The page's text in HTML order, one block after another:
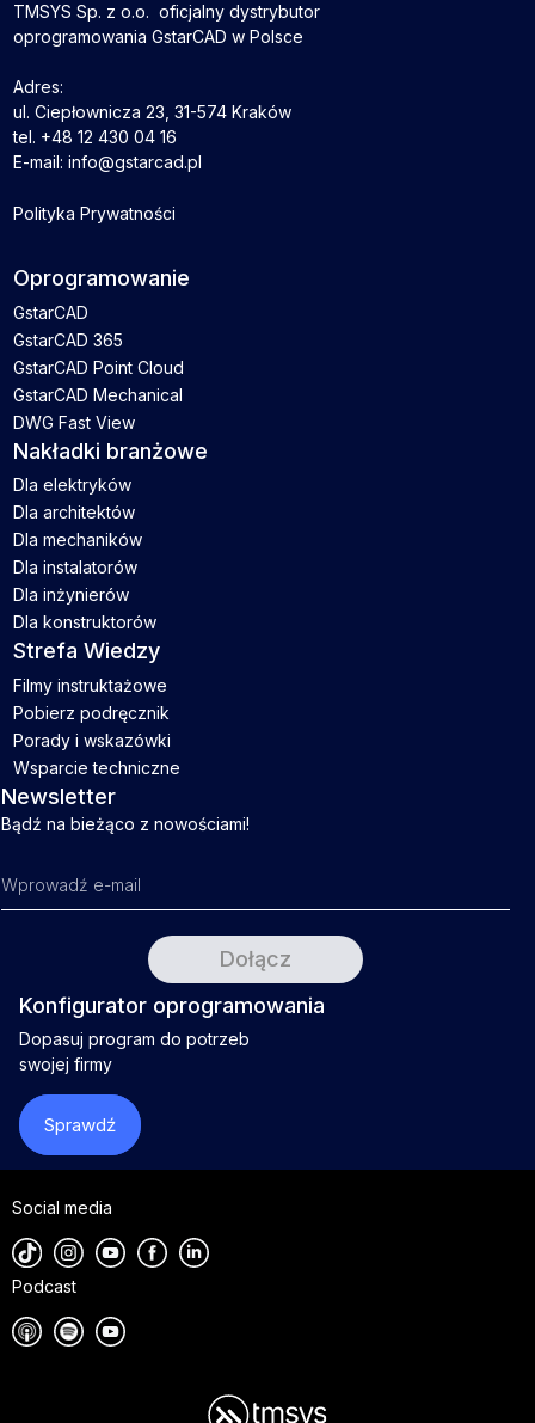
TMSYS Sp. z o.o. ­ oficjalny dystrybutor
oprogramowania GstarCAD w Polsce
Adres:
ul. Ciepłownicza 23, 31-574 Kraków
tel. +48 12 430 04 16
E-mail: info@gstarcad.pl
Polityka Prywatności
Oprogramowanie
GstarCAD
GstarCAD 365
GstarCAD Point Cloud
GstarCAD Mechanical
DWG Fast View
Nakładki branżowe
Dla elektryków
Dla architektów
Dla mechaników
Dla instalatorów
Dla inżynierów
Dla konstruktorów
Strefa Wiedzy
Filmy instruktażowe
Pobierz podręcznik
Porady i wskazówki
Wsparcie techniczne
Newsletter
Bądź na bieżąco z nowościami!
Konfigurator oprogramowania
Dopasuj program do potrzeb
swojej firmy
Sprawdź
Social media
Podcast